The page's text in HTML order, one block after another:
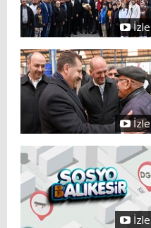
İzle
İzle
İzle